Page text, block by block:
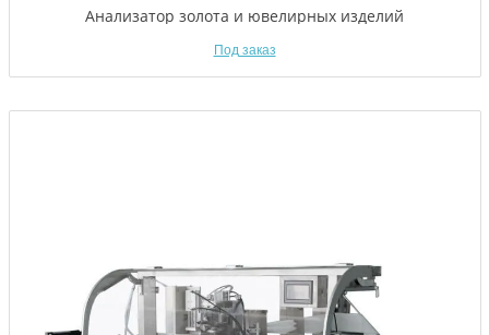
Анализатор золота и ювелирных изделий
Под заказ